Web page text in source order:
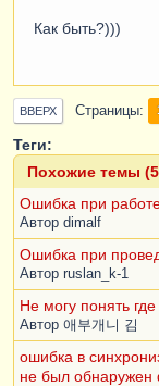
Как быть?)))
ВВЕРХ Страницы
Теги:
Похожие темы
Ошибка при
Автор dimalf
Ошибка при
Автор ruslan_k-1
Не могу понять
Автор 애부개니 김
ошибка в
не был